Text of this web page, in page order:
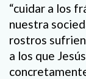
“cuidar a los
nuestra
rostros
a los que